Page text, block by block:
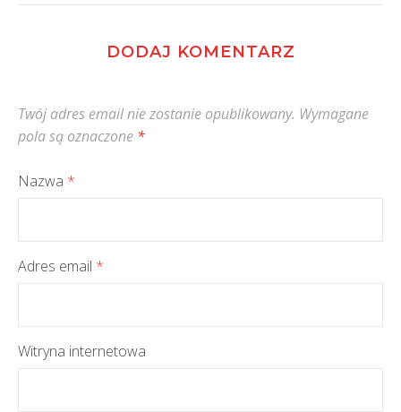
DODAJ KOMENTARZ
Twój adres email nie zostanie opublikowany. Wymagane
pola są oznaczone *
Nazwa *
Adres email *
Witryna internetowa